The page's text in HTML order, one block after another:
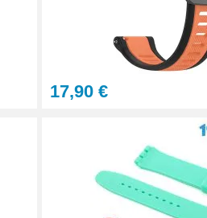
suisse professionnel BERGEON
17,90 €